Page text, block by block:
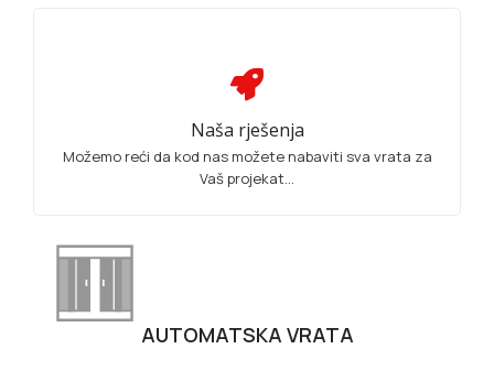
Naša rješenja
Možemo reći da kod nas možete nabaviti sva vrata za
Vaš projekat...
AUTOMATSKA VRATA